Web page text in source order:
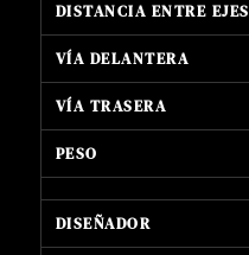
DISTANCIA ENTRE EJES
VÍA DELANTERA
VÍA TRASERA
PESO
DISEÑADOR